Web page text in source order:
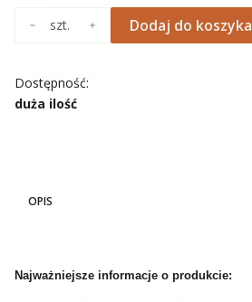
szt.
Dodaj do koszyka
Dostępność:
duża ilość
OPIS
Najważniejsze informacje o produkcie: